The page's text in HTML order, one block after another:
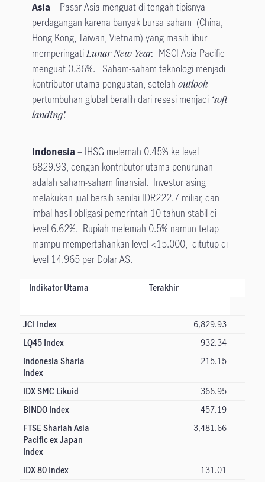
Asia – Pasar Asia menguat di tengah tipisnya
perdagangan karena banyak bursa saham (China,
Hong Kong, Taiwan, Vietnam) yang masih libur
memperingatiLunar New Year. MSCI Asia Pacific
menguat 0.36%. Saham-saham teknologi menjadi
kontributor utama penguatan, setelah outlook
pertumbuhan global beralih dari resesi menjadi ‘soft
landing’.
Indonesia – IHSG melemah 0.45% ke level
6829.93, dengan kontributor utama penurunan
adalah saham-saham finansial. Investor asing
melakukan jual bersih senilai IDR222.7 miliar, dan
imbal hasil obligasi pemerintah 10 tahun stabil di
level 6.62%. Rupiah melemah 0.5% namun tetap
mampu mempertahankan level <15.000, ditutup di
level 14.965 per Dolar AS.
Indikator Utama Terakhir
JCI Index
6,829.93
LQ45 Index
932.34
Indonesia Sharia
Index
215.15
IDX SMC Likuid
366.95
BINDO Index
457.19
FTSE Shariah Asia
Pacific ex Japan
Index
3,481.66
IDX 80 Index
131.01